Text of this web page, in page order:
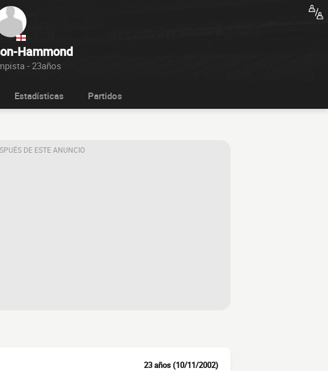
Hammond
- 23años
Estadísticas Partidos
DE ESTE ANUNCIO
23 años (10/11/2002)